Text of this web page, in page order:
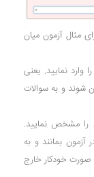
مثال آزمون میان
وارد نمایید. یعنی
شوند و به سوالات
را مشخص نمایید.
آزمون بمانند و به
صورت خودکار خارج